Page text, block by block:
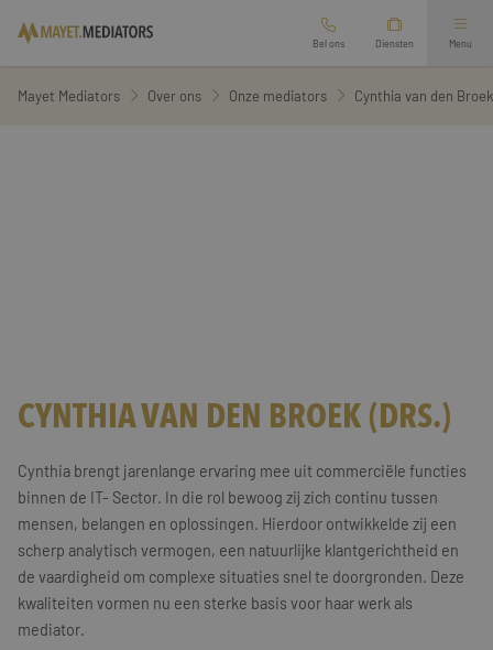
Bel ons Diensten Menu
Mediation bij scheiding
Familie mediation
Preventieve mediation
Training & Leiderschap
Diensten
Over ons
Referenties
Blogs
Documenten
Mayet Mediators Over ons Onze mediators Cynthia van den
CYNTHIA VAN DEN BROEK (DRS.)
Cynthia brengt jarenlange ervaring mee uit commerciële functies
binnen de IT- Sector. In die rol bewoog zij zich continu tussen
mensen, belangen en oplossingen. Hierdoor ontwikkelde zij een
scherp analytisch vermogen, een natuurlijke klantgerichtheid en
de vaardigheid om complexe situaties snel te doorgronden. Deze
kwaliteiten vormen nu een sterke basis voor haar werk als
mediator.